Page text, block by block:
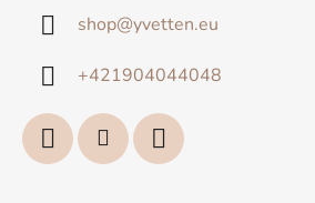
shop@yvetten.eu
+421904044048